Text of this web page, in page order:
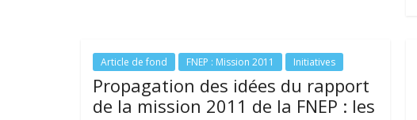
o
k
n
Article de fond FNEP : Mission 2011 Initiatives
Propagation des idées du rapport
de la mission 2011 de la FNEP : les